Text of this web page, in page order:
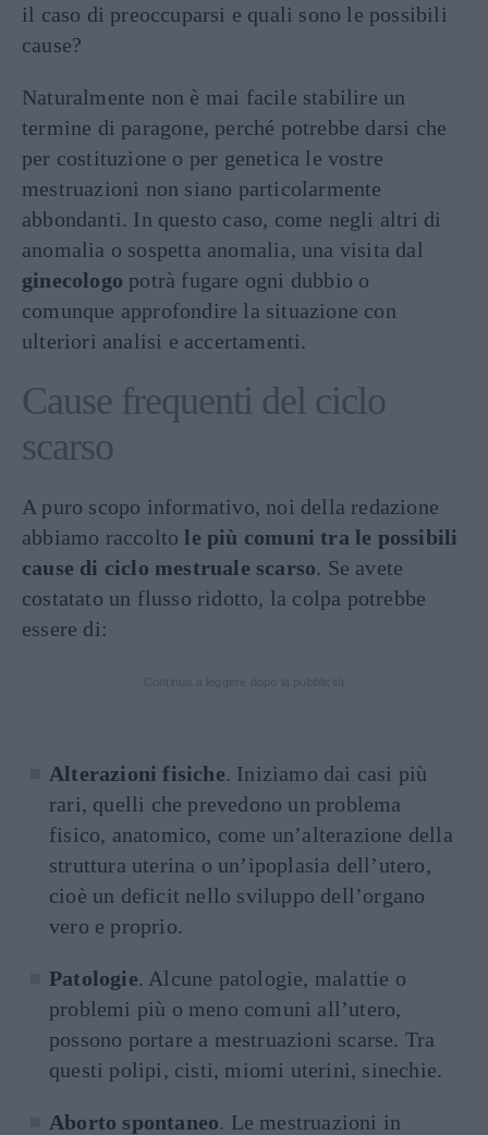
il caso di preoccuparsi e quali sono le possibili
cause?
Naturalmente non è mai facile stabilire un
termine di paragone, perché potrebbe darsi che
per costituzione o per genetica le vostre
mestruazioni non siano particolarmente
abbondanti. In questo caso, come negli altri di
anomalia o sospetta anomalia, una visita dal
ginecologo potrà fugare ogni dubbio o
comunque approfondire la situazione con
ulteriori analisi e accertamenti.
Cause frequenti del ciclo
scarso
A puro scopo informativo, noi della redazione
abbiamo raccolto le più comuni tra le possibili
cause di ciclo mestruale scarso. Se avete
costatato un flusso ridotto, la colpa potrebbe
essere di:
Alterazioni fisiche. Iniziamo dai casi più
rari, quelli che prevedono un problema
fisico, anatomico, come un’alterazione della
struttura uterina o un’ipoplasia dell’utero,
cioè un deficit nello sviluppo dell’organo
vero e proprio.
Patologie. Alcune patologie, malattie o
problemi più o meno comuni all’utero,
possono portare a mestruazioni scarse. Tra
questi polipi, cisti, miomi uterini, sinechie.
Aborto spontaneo. Le mestruazioni in